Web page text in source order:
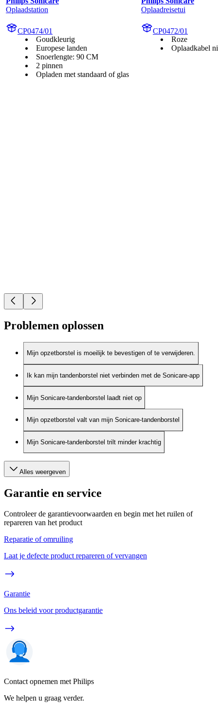
Oplaadstation
CP0474/01
Goudkleurig
Europese landen
Snoerlengte: 90 CM
2 pinnen
Opladen met standaard of glas
Oplaadreisetui
CP0472/01
Roze
Oplaadkabel
Problemen oplossen
Mijn opzetborstel is moeilijk te bevestigen of te verwijderen.
Ik kan mijn tandenborstel niet verbinden met de Sonicare-app
Mijn Sonicare-tandenborstel laadt niet op
Mijn opzetborstel valt van mijn Sonicare-tandenborstel
Mijn Sonicare-tandenborstel trilt minder krachtig
Alles weergeven
Garantie en service
Controleer de garantievoorwaarden en begin met het ruilen of
repareren van het product
Reparatie of omruiling
Laat je defecte product repareren of vervangen
Garantie
Ons beleid voor productgarantie
Contact opnemen met Philips
We helpen u graag verder.